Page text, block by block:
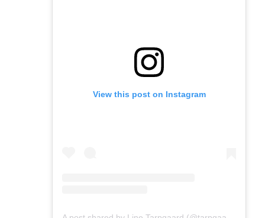
View this post on Instagram